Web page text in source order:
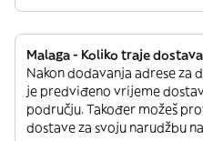
Malaga - Koliko traje
Nakon dodavanja adrese za
je predviđeno vrijeme
području. Također možeš
dostave za svoju narudžbu